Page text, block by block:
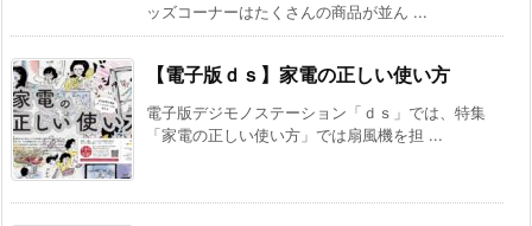
ッズコーナーはたくさんの商品が並ん ...
【電子版ｄｓ】家電の正しい使い方
電子版デジモノステーション「ｄｓ」では、特集
「家電の正しい使い方」では扇風機を担 ...